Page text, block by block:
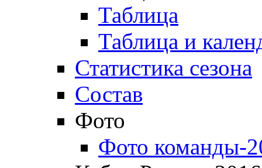
Таблица
Таблица и
Статистика сезона
Состав
Фото
Фото команды-